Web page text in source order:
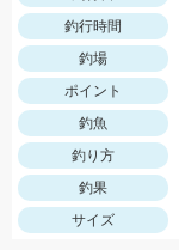
釣行時間
釣場
ポイント
釣魚
釣り方
釣果
サイズ